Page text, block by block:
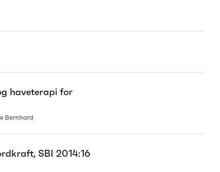
haveterapi for
Bernhard
SBI 2014:16